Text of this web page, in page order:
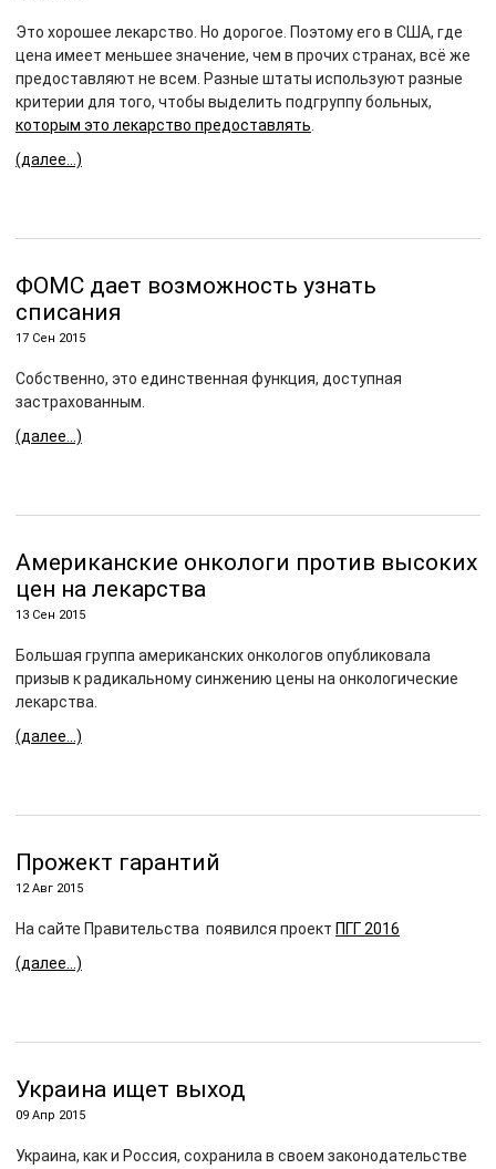
Это хорошее лекарство. Но дорогое. Поэтому его в США, где
цена имеет меньшее значение, чем в прочих странах, всё же
предоставляют не всем. Разные штаты используют разные
критерии для того, чтобы выделить подгруппу больных,
которым это лекарство предоставлять
(далее…)
ФОМС дает возможность узнать
списания
17 Сен 2015
Собственно, это единственная функция, доступная
застрахованным.
(далее…)
Американские онкологи против высоких
цен на лекарства
13 Сен 2015
Большая группа американских онкологов опубликовала
призыв к радикальному синжению цены на онкологические
лекарства.
(далее…)
Прожект гарантий
12 Авг 2015
На сайте Правительства появился проект ПГГ 2016
(далее…)
Украина ищет выход
09 Апр 2015
Украина, как и Россия, сохранила в своем законодательстве